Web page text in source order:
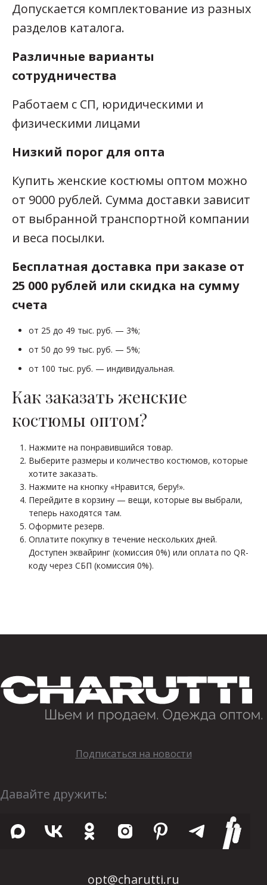
Допускается комплектование из разных
разделов каталога.
Различные варианты
сотрудничества
Работаем с СП, юридическими и
физическими лицами
Низкий порог для опта
Купить женские костюмы оптом можно
от 9000 рублей. Сумма доставки зависит
от выбранной транспортной компании
и веса посылки.
Бесплатная доставка при заказе от
25 000 рублей или скидка на сумму
счета
от 25 до 49 тыс. руб. — 3%;
от 50 до 99 тыс. руб. — 5%;
от 100 тыс. руб. — индивидуальная.
Как заказать женские
костюмы оптом?
Нажмите на понравившийся товар.
Выберите размеры и количество костюмов, которые
хотите заказать.
Нажмите на кнопку «Нравится, беру!».
Перейдите в корзину — вещи, которые вы выбрали,
теперь находятся там.
Оформите резерв.
Оплатите покупку в течение нескольких дней.
Доступен эквайринг (комиссия 0%) или оплата по QR-
коду через СБП (комиссия 0%).
Подписаться на новости
Давайте дружить:
opt@charutti.ru